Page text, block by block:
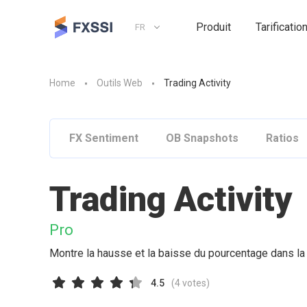
FR Produit Tarification
Home Outils Web Trading Activity
FX Sentiment OB Snapshots Ratios
Trading Activity
Pro
Montre la hausse et la baisse du pourcentage dans
4.5 (4votes)